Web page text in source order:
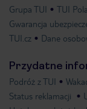
Grupa TUI TUI
Gwarancja
TUI.cz
Dane
Przydatne
Podróż z TUI
Status reklamacji